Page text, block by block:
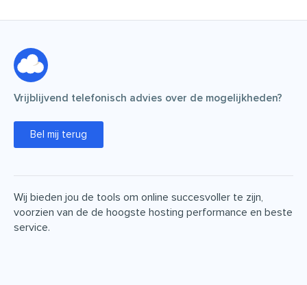
Vrijblijvend telefonisch advies over de mogelijkheden?
Bel mij terug
Wij bieden jou de tools om online succesvoller te zijn,
voorzien van de de hoogste hosting performance en beste
service.